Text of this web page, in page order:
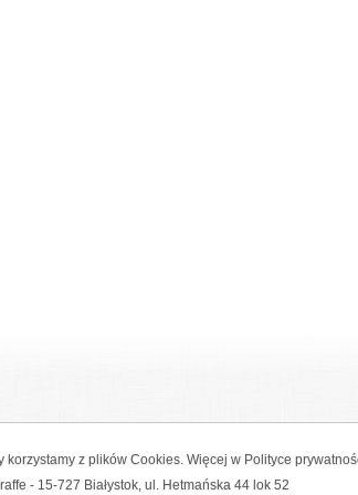
korzystamy z plików Cookies. Więcej w Polityce
- 15-727 Białystok, ul. Hetmańska 44 lok 52